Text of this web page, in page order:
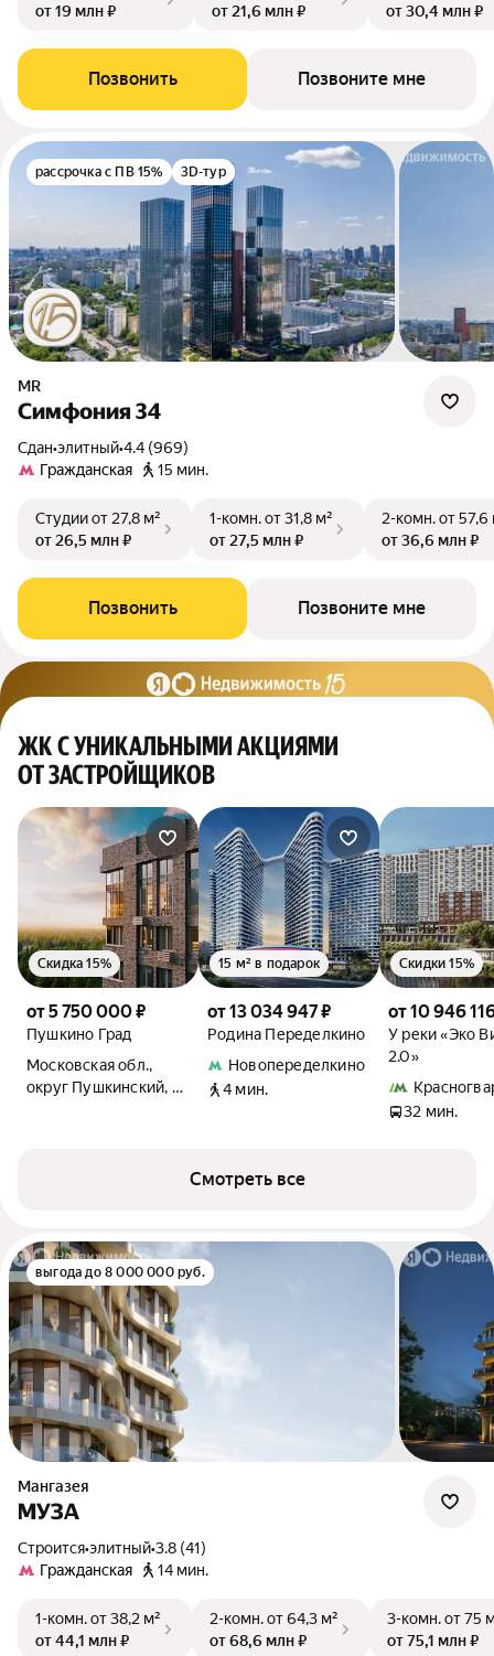
от 19 млн ₽
от 21,6 млн ₽
от 30,4 млн ₽
Позвонить Позвоните мне
рассрочка с ПВ 15% 3D-тур
MR
Симфония 34
Сдан•элитный•4.4 (969)
Гражданская
15 мин.
Студииот 27,8 м²
от 26,5 млн ₽
1-комн.от 31,8 м²
от 27,5 млн ₽
2-комн.от 57,6
от 36,6 млн ₽
Позвонить Позвоните мне
ЖК С УНИКАЛЬНЫМИ АКЦИЯМИ
ОТ ЗАСТРОЙЩИКОВ
от 5 750 000 ₽
Пушкино Град
Московская обл.,
округ Пушкинский, с.
Скидка 15%
от 13 034 947 ₽
Родина Переделкино
Новопеределкино
4 мин.
15 м² в подарок
от 10 946
У реки «Эко
2.0»
32 мин.
Скидки 15%
Смотреть все
выгода до 8 000 000 руб.
Мангазея
МУЗА
Строится•элитный•3.8 (41)
Гражданская
14 мин.
1-комн.от 38,2 м²
от 44,1 млн ₽
2-комн.от 64,3 м²
от 68,6 млн ₽
3-комн.от 75
от 75,1 млн ₽